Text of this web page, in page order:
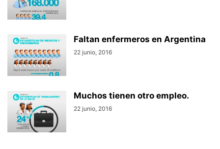
Faltan enfermeros en Argentina
22 junio, 2016
Muchos tienen otro empleo.
22 junio, 2016